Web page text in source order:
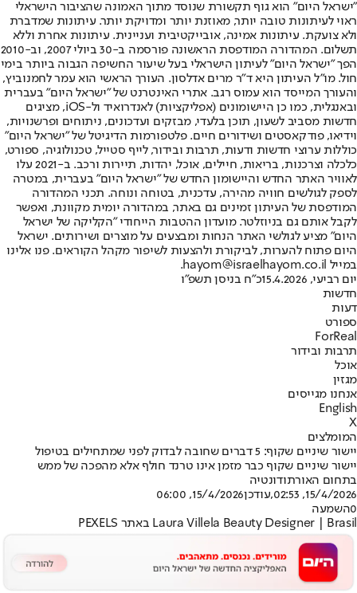
"ישראל היום" הוא גוף תקשורת שנוסד מתוך האמונה שהציבור הישראלי
ראוי לעיתונות טובה יותר, מאוזנת יותר ומדויקת יותר. עיתונות שמדברת
ולא צועקת. עיתונות אמינה, אובייקטיבית ועניינית. עיתונות אחרת וללא
תשלום. המהדורה המודפסת הראשונה פורסמה ב-30 ביולי 2007, וב-2010
הפך "ישראל היום" לעיתון הישראלי בעל שיעור החשיפה הגבוה ביותר בימי
חול. מו"ל העיתון היא ד"ר מרים אדלסון. העורך הראשי הוא עמר לחמנוביץ,
והעורך המייסד הוא עמוס רגב. אתרי האינטרנט של "ישראל היום" בעברית
ובאנגלית, כמו כן היישומונים (אפליקציות) לאנדרואיד ול-iOS, מציגים
חדשות מסביב לשעון, תוכן בלעדי, מבזקים ועדכונים, ניתוחים ופרשנויות,
וידיאו, פודקאסטים ושידורים חיים. פלטפורמות הדיגיטל של "ישראל היום"
כוללות ערוצי חדשות ודעות, תרבות ובידור, לייף סטייל, טכנולוגיה, ספורט,
כלכלה וצרכנות, בריאות, חיילים, אוכל, יהדות, תיירות ורכב. ב-2021 עלו
לאוויר האתר החדש והיישומון החדש של "ישראל היום" בעברית, במטרה
לספק לגולשים חוויה מהירה, עדכנית, בטוחה ונוחה. תכני המהדורה
המודפסת של העיתון זמינים גם באתר, במהדורה יומית מקוונת, ואפשר
לקבל אותם גם בניוזלטר. מועדון ההטבות הייחודי "הקליקה של ישראל
היום" מציע לגולשי האתר הנחות ומבצעים על מוצרים ושירותים. ישראל
היום פתוח להערות, לביקורת ולהצעות לשיפור מקהל הקוראים. פנו אלינו
במייל hayom@israelhayom.co.il.
יום רביעי, 15.4.2026
כ"ח בניסן תשפ"ו
חדשות
דעות
ספורט
ForReal
תרבות ובידור
אוכל
מגזין
אנחנו מגייסים
English
X
המומלצים
יישור שיניים שקוף: 5 דברים שחובה לבדוק לפני שמתחילים בטיפול
יישור שיניים שקוף כבר מזמן אינו טרנד חולף אלא מהפכה של ממש
בתחום האורתודונטיה
15/4/2026, 02:53
,עודכן15/4/2026, 06:00
0השמעה
Laura Villela Beauty Designer | Brasil באתר PEXELS